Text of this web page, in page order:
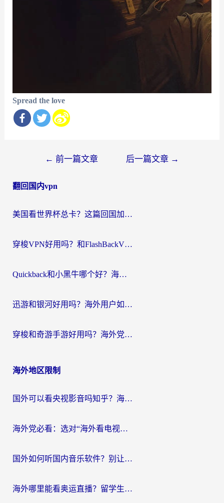
Spread the love
导
← 前一篇文章 后一篇文章 →
翻回国内vpn
美国看世界杯总卡？这篇回国加速器指南帮你无缝刷国内资源（附苹果手机VPN设置步骤）
穿梭VPN好用吗？和FlashBackVPN对比哪个回国效果更好？
Quickback和小黑牛哪个好？海外党亲测指南，选对回国加速器秒回国内
迅游和银河好用吗？海外用户如何选择回国加速器实现无缝访问国内资源
穿梭和奇游手游好用吗？海外党亲测3款回国加速器，附蜜蜂加速器七天试用攻略
海外地区限制
国外可以看央视影音吗知乎？海外党亲测有效的回国加速方案
海外党必看：选对“海外看电视剧软件”，再也不用愁国内剧刷不了
国外如何听国内音乐软件？别让地域限制，断了你的中文歌单
海外哪里能看奥运直播？留学生&海外华人必看的体育赛事观赛终极指南